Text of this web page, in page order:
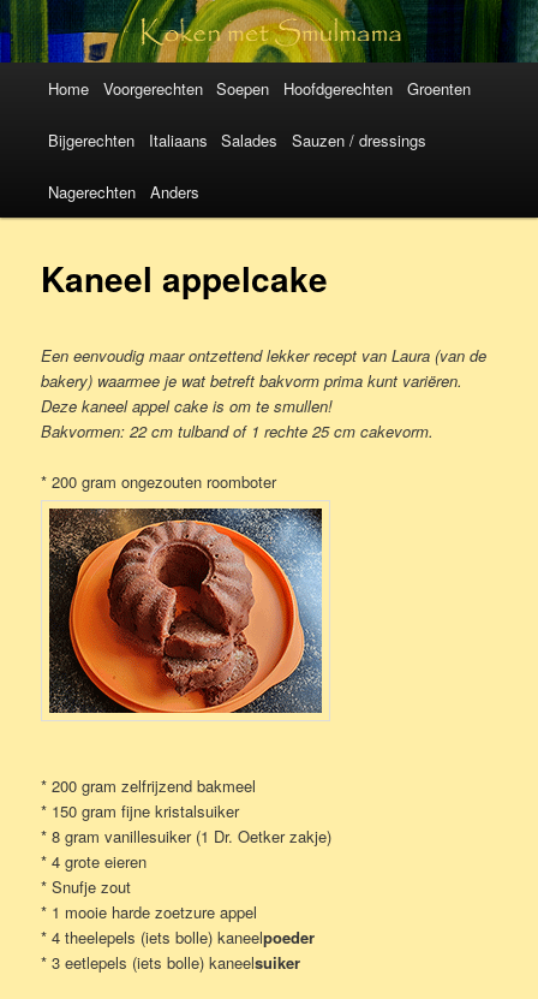
Koken met
SmulMama
Spring
naar
de
inhoud
Spring
naar
de
inhoud
Home Voorgerechten Soepen Hoofdgerechten Groenten
Bijgerechten Italiaans Salades Sauzen / dressings
Nagerechten Anders
Kaneel appelcake
Een eenvoudig maar ontzettend lekker recept van Laura (van de
bakery) waarmee je wat betreft bakvorm prima kunt variëren.
Deze kaneel appel cake is om te smullen!
Bakvormen: 22 cm tulband of 1 rechte 25 cm cakevorm.
* 200 gram ongezouten roomboter
* 200 gram zelfrijzend bakmeel
* 150 gram fijne kristalsuiker
* 8 gram vanillesuiker (1 Dr. Oetker zakje)
* 4 grote eieren
* Snufje zout
* 1 mooie harde zoetzure appel
* 4 theelepels (iets bolle) kaneelpoeder
* 3 eetlepels (iets bolle) kaneelsuiker